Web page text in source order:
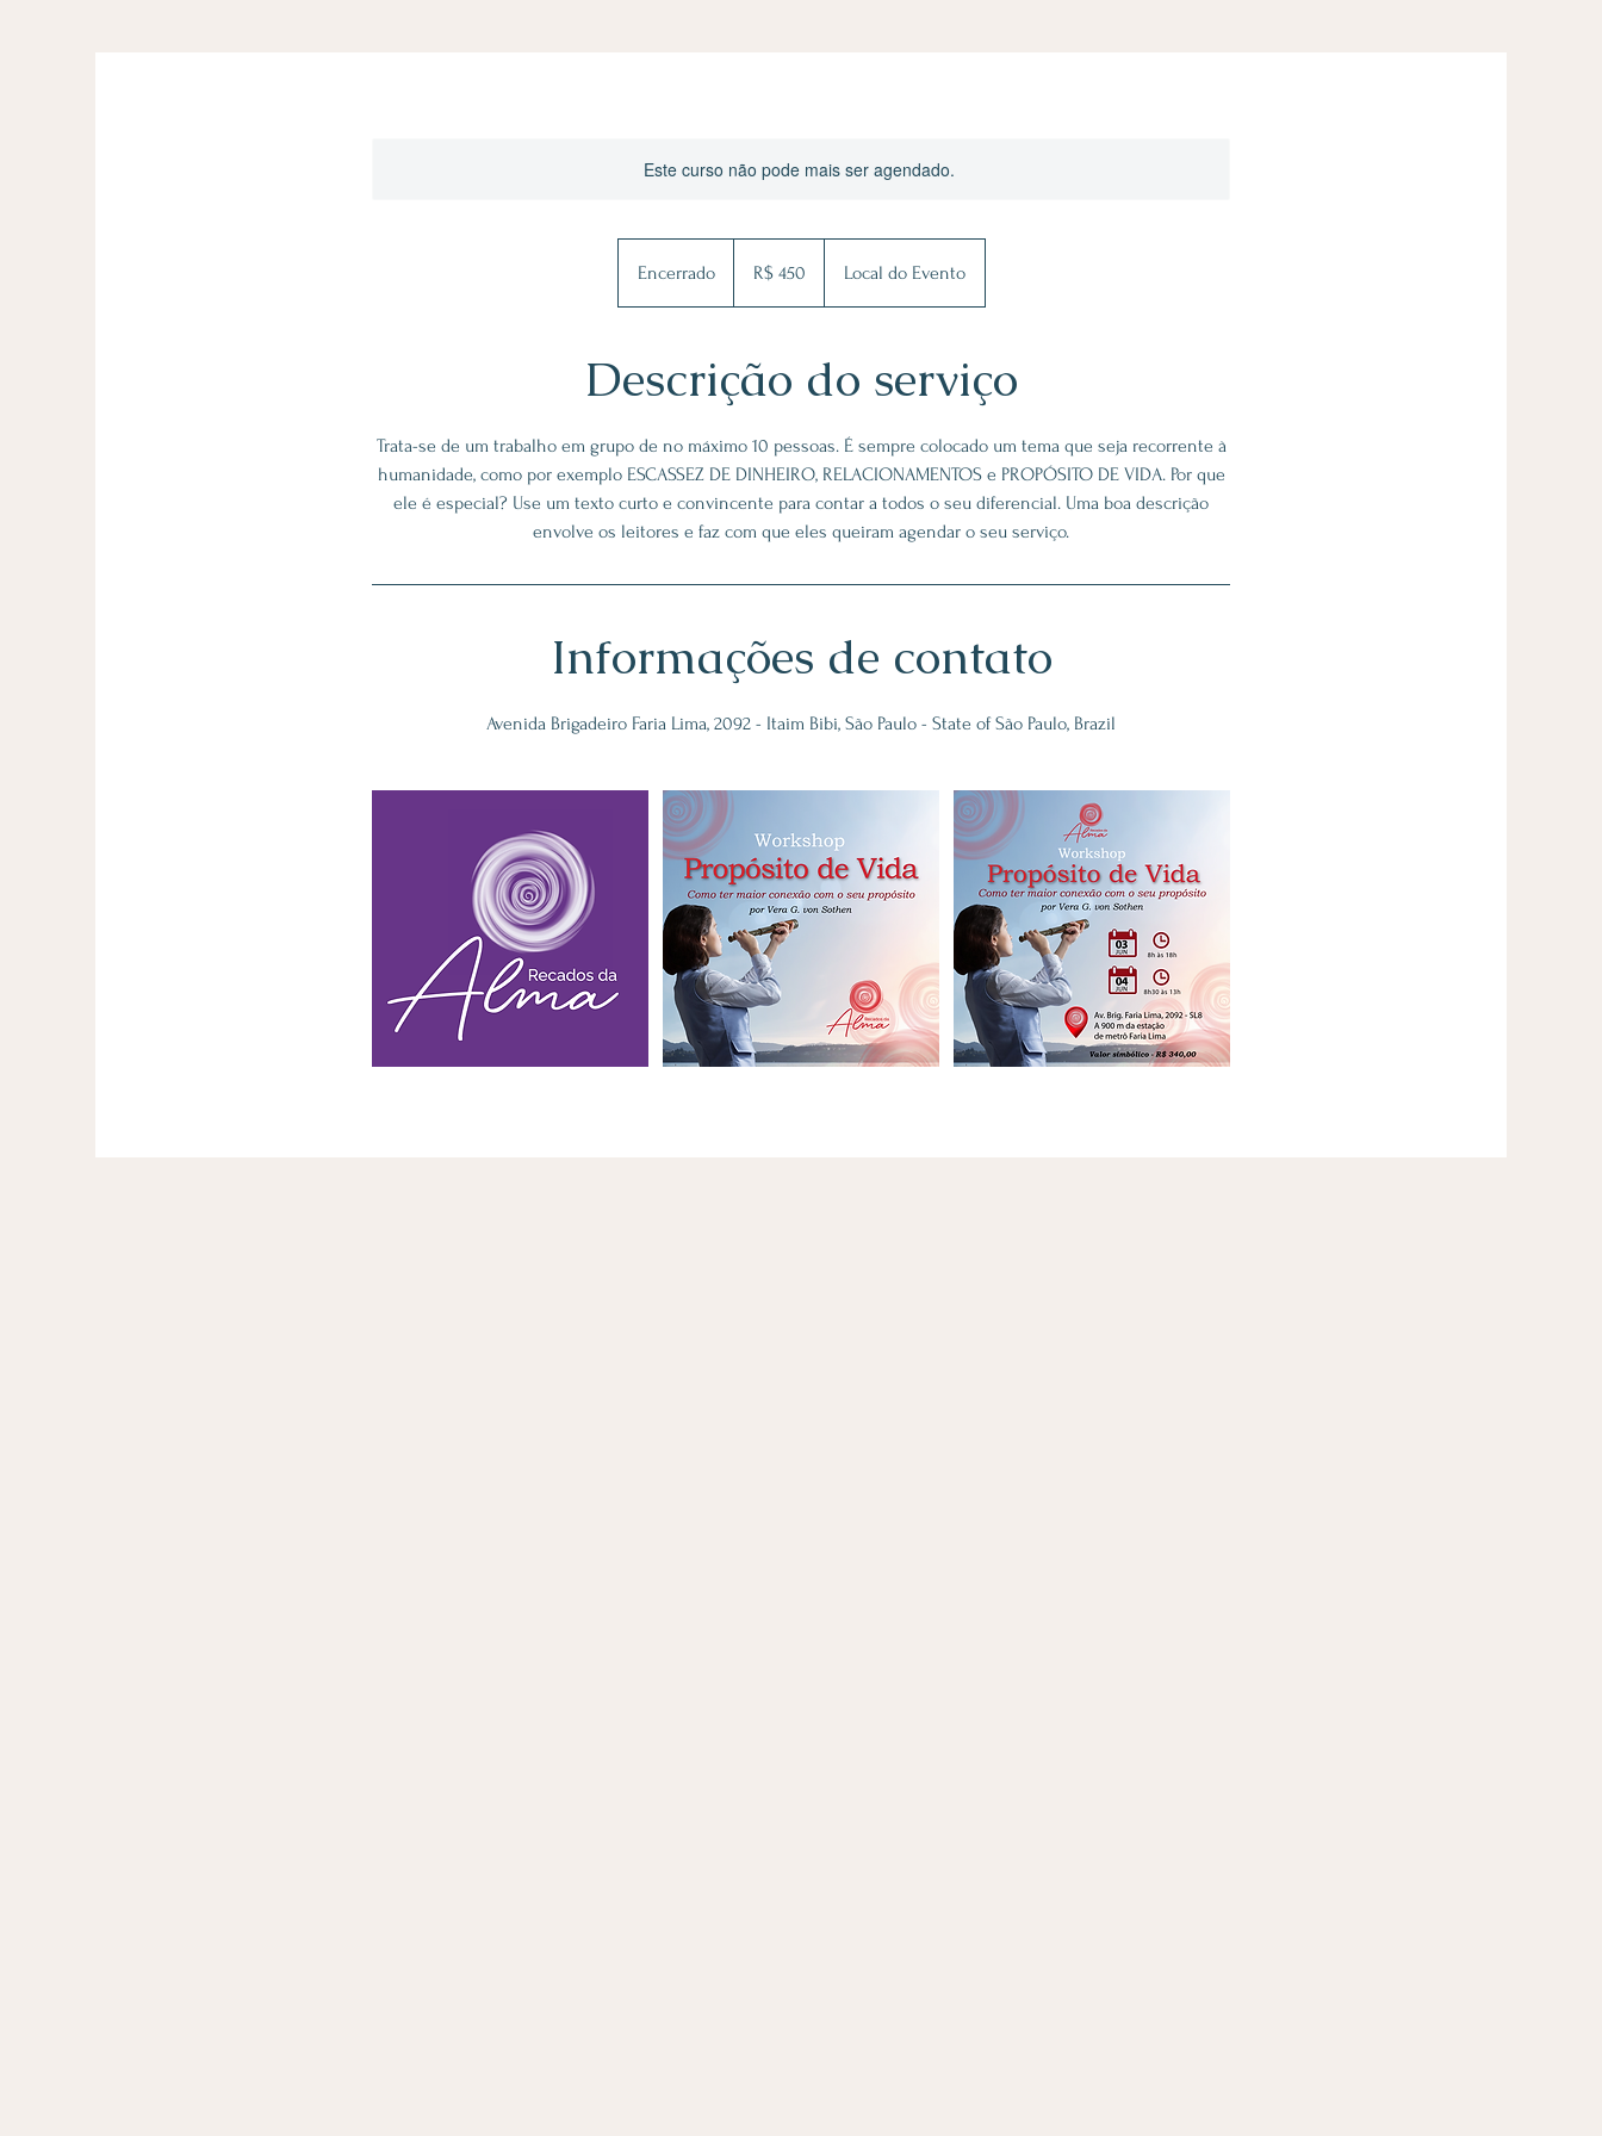
Este curso não pode mais ser agendado.
EncerradoE
n
e
a
d
o
brasileiros
R$ 450 Local do Evento
Descrição do serviço
Trata-se de um trabalho em grupo de no máximo 10 pessoas. É sempre colocado um tema que seja recorrente à
humanidade, como por exemplo ESCASSEZ DE DINHEIRO, RELACIONAMENTOS e PROPÓSITO DE VIDA. Por que
ele é especial? Use um texto curto e convincente para contar a todos o seu diferencial. Uma boa descrição
envolve os leitores e faz com que eles queiram agendar o seu serviço.
Informações de contato
Avenida Brigadeiro Faria Lima, 2092 - Itaim Bibi, São Paulo - State of São Paulo, Brazil